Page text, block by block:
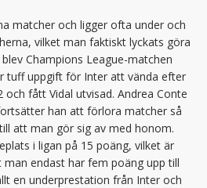
matcher och ligger ofta under och
vilket man faktiskt lyckats göra
Champions League-matchen
tuff uppgift för Inter att vända efter
fått Vidal utvisad. Andrea Conte
han att förlora matcher så
att man gör sig av med honom.
i ligan på 15 poäng, vilket är
endast har fem poäng upp till
en underprestation från Inter och